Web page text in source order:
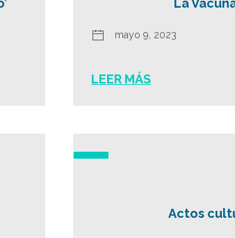
La
mayo 9, 2023
LEER MÁS
Actos